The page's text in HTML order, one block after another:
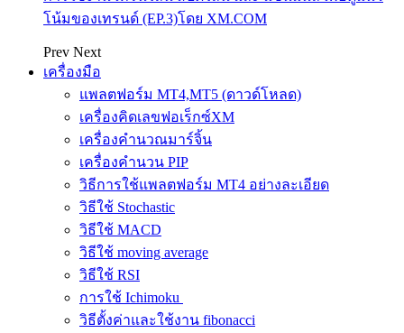
โน้มของเทรนด์ (EP.3)โดย XM.COM
Prev Next
เครื่องมือ
แพลตฟอร์ม MT4,MT5 (ดาวด์โหลด)
เครื่องคิดเลขฟอเร็กซ์XM
เครื่องคำนวณมาร์จิ้น
เครื่องคำนวน PIP
วิธีการใช้แพลตฟอร์ม MT4 อย่างละเอียด
วิธีใช้ Stochastic
วิธีใช้ MACD
วิธีใช้ moving average
วิธีใช้ RSI
การใช้ Ichimoku
วิธีตั้งค่าและใช้งาน fibonacci